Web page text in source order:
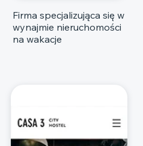
Firma specjalizująca się w
wynajmie nieruchomości
na wakacje